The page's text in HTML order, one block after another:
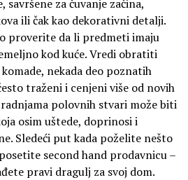
savršene za čuvanje začina,
ili čak kao dekorativni detalji.
proverite da li predmeti imaju
kod kuće. Vredi obratiti
nekada deo poznatih
traženi i cenjeni više od novih
polovnih stvari može biti
osim uštede, doprinosi i
Sledeći put kada poželite nešto
second hand prodavnicu –
pravi dragulj za svoj dom.